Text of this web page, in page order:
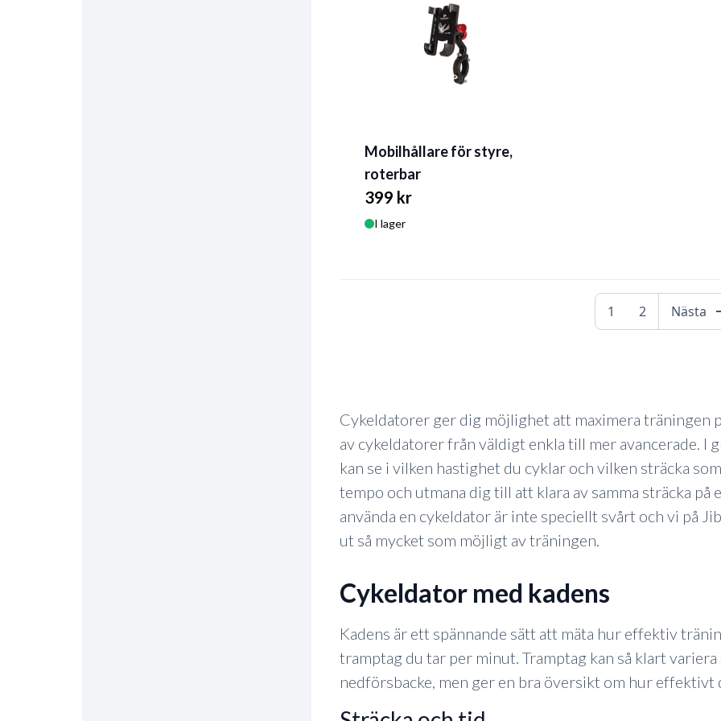
Mobilhållare för styre,
roterbar
399 kr
I lager
1 2 Nästa
Cykeldatorer ger dig möjlighet att maximera
av cykeldatorer från väldigt enkla till mer avancerade. I
kan se i vilken hastighet du cyklar och vilken sträcka
tempo och utmana dig till att klara av samma sträcka
använda en cykeldator är inte speciellt svårt och vi på
ut så mycket som möjligt av träningen.
cykeldator med kadens
Kadens är ett spännande sätt att mäta hur effektiv
tramptag du tar per minut. Tramptag kan så klart
nedförsbacke, men ger en bra översikt om hur effektivt